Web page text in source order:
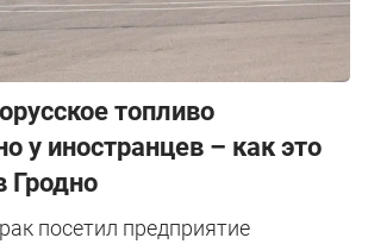
топливо
у иностранцев – как это
Гродно
посетил предприятие